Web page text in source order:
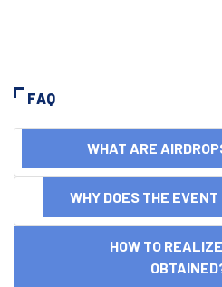
FAQ
WHAT ARE
WHY DOES THE
HOW TO REALIZE